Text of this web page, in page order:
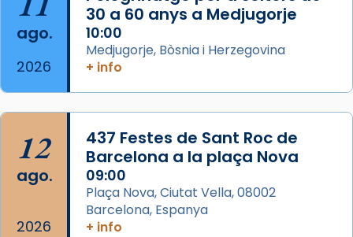
Josep Omella, ha presidit la missa i l’ha
concelebrat el bisbe auxiliar de Barcelona,
Mons. David Abadías.
📸 Dr. G. Simón
Foto
View on Facebook · Share
Arquebisbat de Barcelona
2 weeks ago
Memòria de les santes Juliana i
ago.
2026
30 a 60 anys a Medjugorje
10:00
Medjugorje, Bòsnia i Herzegovina
+ info
12
ago.
2026
437 Festes de Sant Roc de
Barcelona a la plaça Nova
09:00
Plaça Nova, Ciutat Vella, 08002
Barcelona, Espanya
+ info